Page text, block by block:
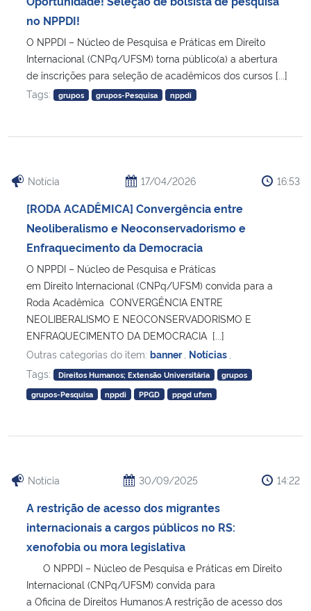
Ministério da Cidadania
Ministério da Saúde
Ministério de Minas e Energia
Ministério do Desenvolvimento Regional
Controladoria-Geral da União
Ministério da Mulher, da Família e dos Direitos Humanos
Secretaria-Geral
Secretaria de Governo
Planalto
no NPPDI!
O NPPDI – Núcleo de Pesquisa e Práticas em Direito
Internacional (CNPq/UFSM) torna público(a) a abertura
de inscrições para seleção de acadêmicos dos cursos [...]
Tags:
grupos grupos-Pesquisa nppdi
Notícia 17/04/2026 16:53
[RODA ACADÊMICA] Convergência entre
Neoliberalismo e Neoconservadorismo e
Enfraquecimento da Democracia
O NPPDI – Núcleo de Pesquisa e Práticas
em Direito Internacional (CNPq/UFSM) convida para a
Roda Acadêmica CONVERGÊNCIA ENTRE
NEOLIBERALISMO E NEOCONSERVADORISMO E
ENFRAQUECIMENTO DA DEMOCRACIA [...]
Outras categorias do item: banner Notícias
Tags:
Direitos Humanos; Extensão Universitária
grupos
grupos-Pesquisa
nppdi PPGD ppgd ufsm
Notícia 30/09/2025 14:22
A restrição de acesso dos migrantes
internacionais a cargos públicos no RS:
xenofobia ou mora legislativa
O NPPDI – Núcleo de Pesquisa e Práticas em Direito
Internacional (CNPq/UFSM) convida para
a Oficina de Direitos Humanos:A restrição de acesso dos